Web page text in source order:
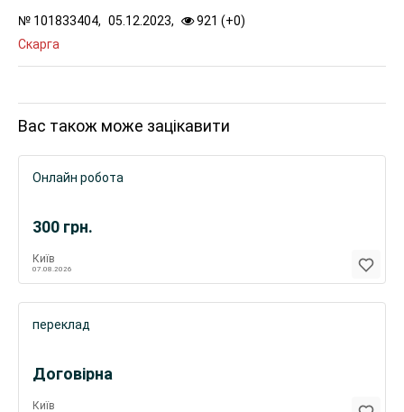
№ 101833404, 05.12.2023, 921 (+0)
Скарга
Вас також може зацікавити
300 грн.
Онлайн робота
Київ
07.08.2026
Договірна
переклад
Київ